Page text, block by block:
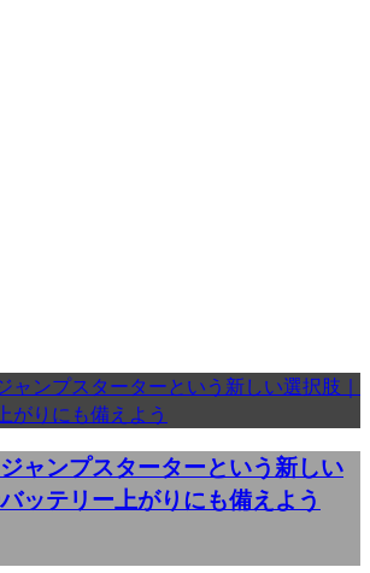
ャンプスターターという新しい
ッテリー上がりにも備えよう